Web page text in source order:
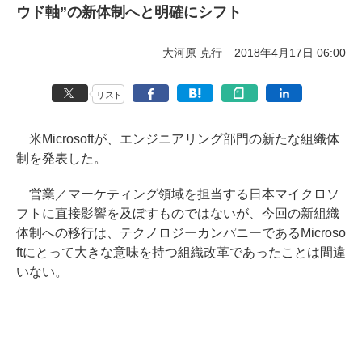
ウド軸”の新体制へと明確にシフト
大河原 克行 2018年4月17日 06:00
リスト
米Microsoftが、エンジニアリング部門の新たな組織体
制を発表した。
営業／マーケティング領域を担当する日本マイクロソ
フトに直接影響を及ぼすものではないが、今回の新組織
体制への移行は、テクノロジーカンパニーであるMicroso
ftにとって大きな意味を持つ組織改革であったことは間違
いない。